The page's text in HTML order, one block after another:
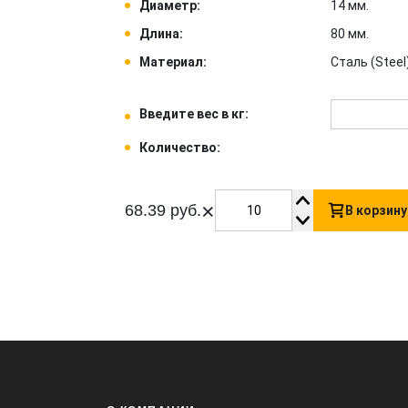
Диаметр:
14 мм.
Длина:
80 мм.
Материал:
Сталь (Steel)
Введите вес в кг:
Количество:
68.39 руб.× В корзину